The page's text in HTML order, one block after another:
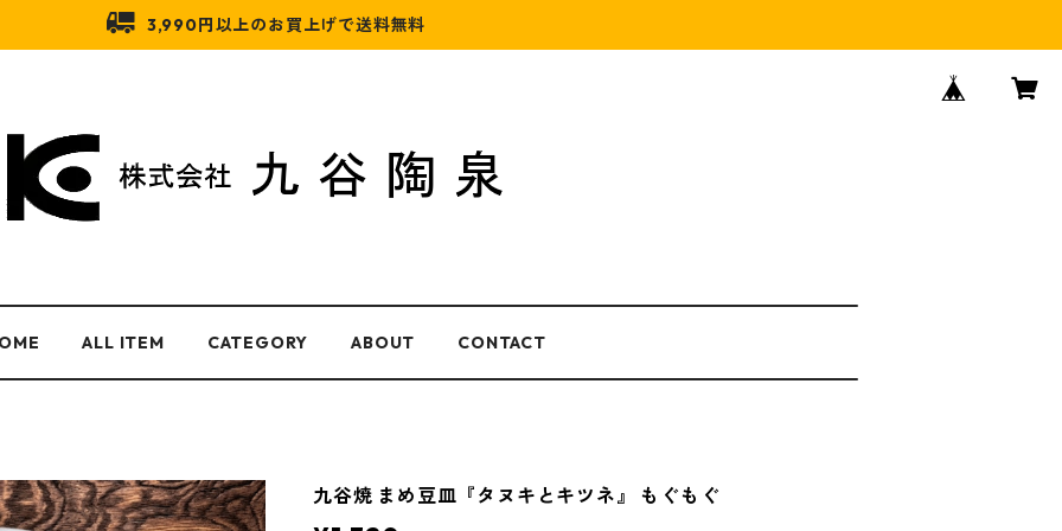
3,990円以上のお買上げで送料無料
ALL ITEM CATEGORY ABOUT CONTACT
九谷焼 まめ豆皿『タヌキとキツネ』 もぐもぐ